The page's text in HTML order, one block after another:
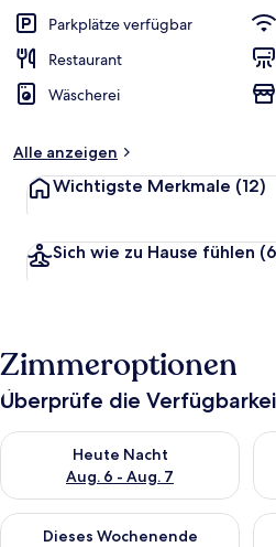
Parkplätze verfügbar
Restaurant
Wäscherei
Alle anzeigen
Wichtigste Merkmale (12)
Sich wie zu Hause fühlen
Zimmeroptionen
Überprüfe die
Heute Nacht
Aug. 6 - Aug. 7
Überprüfe die Verfügbarkeit für
Dieses Wochenende
Überprüfe die Verfügbarkeit für